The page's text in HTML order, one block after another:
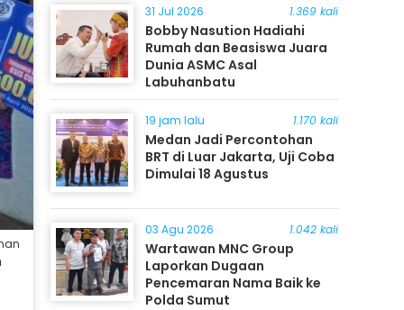
31 Jul 2026 1.369 kali
Bobby Nasution Hadiahi
Rumah dan Beasiswa Juara
Dunia ASMC Asal
Labuhanbatu
19 jam lalu 1.170 kali
Medan Jadi Percontohan
BRT di Luar Jakarta, Uji Coba
Dimulai 18 Agustus
03 Agu 2026 1.042 kali
Wartawan MNC Group
Laporkan Dugaan
Pencemaran Nama Baik ke
Polda Sumut